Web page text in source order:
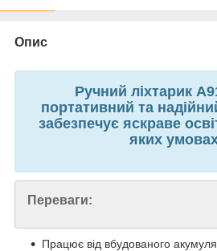
Опис
Ручний ліхтарик
портативний та
забезпечує яскраве
яких
Переваги:
Працює від вбудованого